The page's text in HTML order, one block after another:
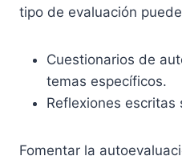
tipo de evaluación
Cuestionarios de
temas específicos.
Reflexiones
Fomentar la